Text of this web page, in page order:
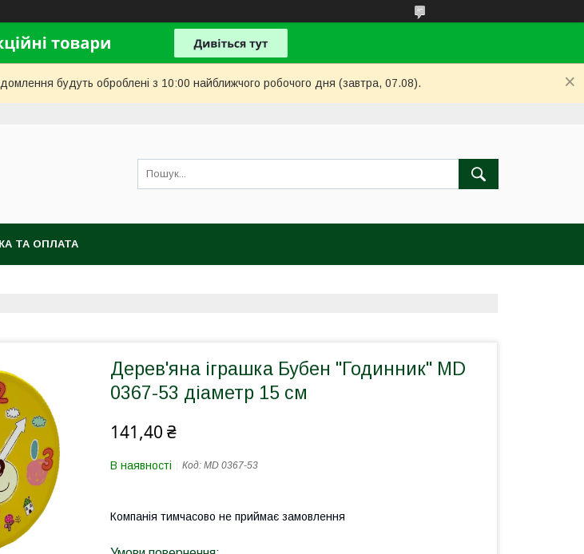
будуть оброблені з 10:00 найближчого робочого дня (завтра, 07.08).
ТА ОПЛАТА
Дерев'яна іграшка Бубен "Годинник" MD
0367-53 діаметр 15 см
141,40 ₴
В наявності Код: MD 0367-53
Компанія тимчасово не приймає замовлення